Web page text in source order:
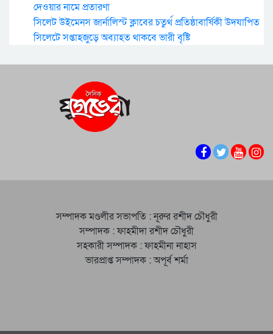
দেওয়ার নামে প্রতারণা
সিলেট উইমেনস জার্নালিস্ট ক্লাবের চতুর্থ প্রতিষ্ঠাবার্ষিকী উদযাপিত
সিলেটে সপ্তাহজুড়ে অব্যাহত থাকবে ভারী বৃষ্টি
সম্পাদক মণ্ডলীর সভাপতি : নূরুর রশীদ চৌধুরী
সম্পাদক : ফাহমীদা রশীদ চৌধুরী
সহকারী সম্পাদক : ফাহমীনা নাহাস
ভারপ্রাপ্ত সম্পাদক : অপূর্ব শর্মা